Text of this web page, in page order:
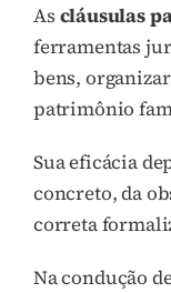
As cláusulas
ferramentas
bens,
patrimônio
Sua eficácia
concreto, da
correta
Na condução